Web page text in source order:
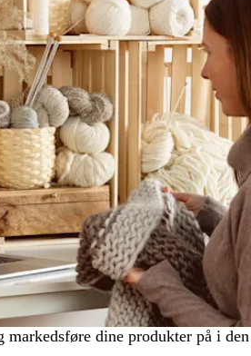
markedsføre dine produkter på i den